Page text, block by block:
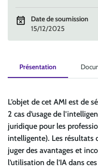
Date de soumission
15/12/2025
Présentation
L’objet de cet AMI est de
2 cas d’usage de
juridique pour les
intelligente). Les résultats
juger des avantages et
l’utilisation de l’IA dans